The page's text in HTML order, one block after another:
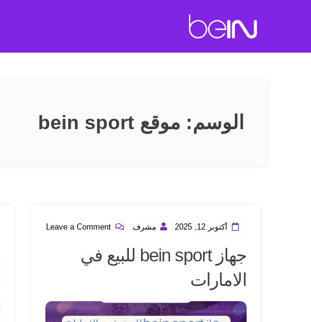
الوسم: موقع bein sport
أكتوبر 12, 2025 مشرف Leave a Comment
جهاز bein sport للبيع في
الامارات